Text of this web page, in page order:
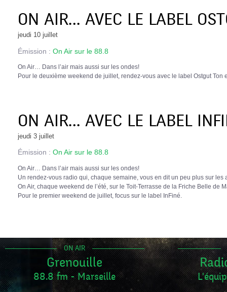
ON AIR… AVEC LE LABEL
jeudi 10 juillet
Émission : On Air sur le 88.8
On Air… Dans l’air mais aussi sur les ondes!
Pour le deuxième weekend de juillet, rendez-vous avec le label Ostgut Ton
ON AIR… AVEC LE LABEL
jeudi 3 juillet
Émission : On Air sur le 88.8
On Air… Dans l’air mais aussi sur les ondes!
Un rendez-vous radio qui, chaque semaine, vous en dit un peu plus sur les
On Air, chaque weekend de l’été, sur le Toit-Terrasse de la Friche Belle de
Pour le premier weekend de juillet, focus sur le label InFiné.
ON AIR
Grenouille
88.8 fm - Marseille